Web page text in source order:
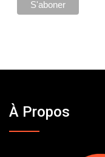
À Propos